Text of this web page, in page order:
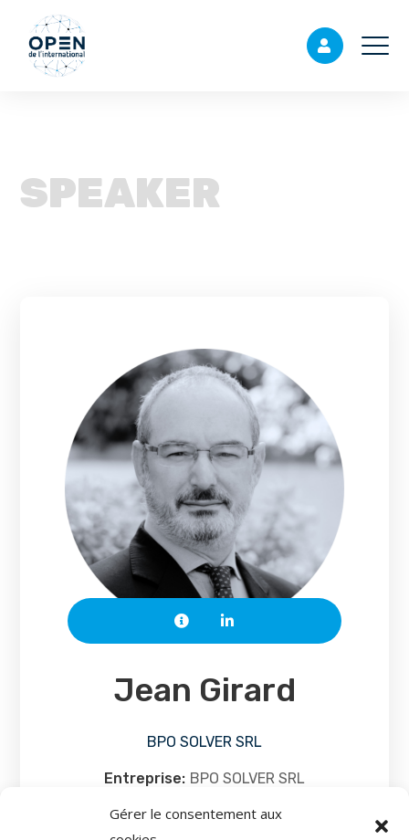
Gérer le consentement aux
SPEAKER
Jean Girard
BPO SOLVER SRL
Entreprise: BPO SOLVER SRL
Fonction: Dirigeant